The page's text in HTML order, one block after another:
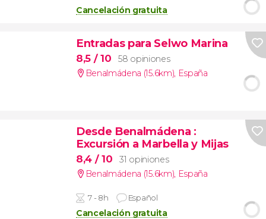
Cancelación gratuita
Entradas para Selwo Marina
8,5 / 10
58 opiniones
Benalmádena (15.6km), España
Desde Benalmádena :
Excursión a Marbella y Mijas
8,4 / 10
31 opiniones
Benalmádena (15.6km), España
7 - 8h Español
Cancelación gratuita